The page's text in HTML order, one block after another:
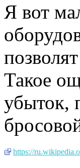
Я вот
Такое
убыток,
https://